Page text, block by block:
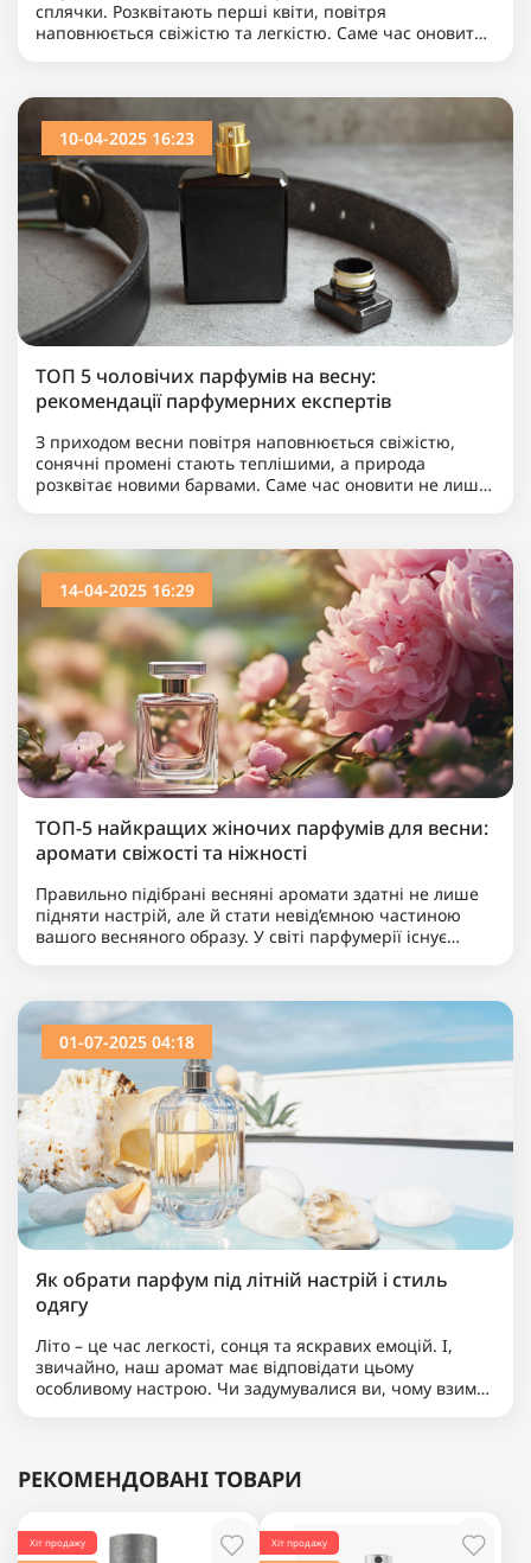
сплячки. Розквітають перші квіти, повітря
наповнюється свіжістю та легкістю. Саме час оновити
10-04-2025 16:23
ТОП 5 чоловічих парфумів на весну:
рекомендації парфумерних експертів
З приходом весни повітря наповнюється свіжістю,
сонячні промені стають теплішими, а природа
розквітає новими барвами. Саме час оновити не лише
14-04-2025 16:29
ТОП-5 найкращих жіночих парфумів для весни:
аромати свіжості та ніжності
Правильно підібрані весняні аромати здатні не лише
підняти настрій, але й стати невід’ємною частиною
вашого весняного образу. У світі парфумерії існує
01-07-2025 04:18
Як обрати парфум під літній настрій і стиль
одягу
Літо – це час легкості, сонця та яскравих емоцій. І,
звичайно, наш аромат має відповідати цьому
особливому настрою. Чи задумувалися ви, чому взимку
РЕКОМЕНДОВАНІ ТОВАРИ
Хіт продажу Хіт продажу